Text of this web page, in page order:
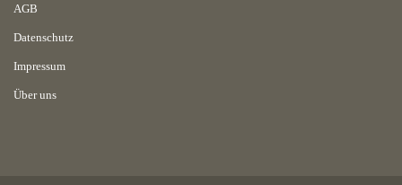
AGB
Datenschutz
Impressum
Über uns